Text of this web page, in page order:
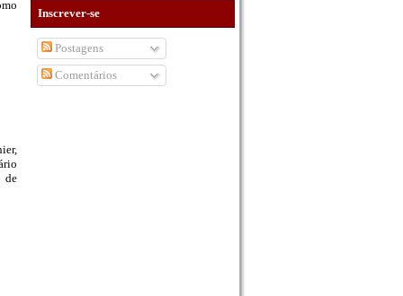
de
Inscrever-se
Postagens
Comentários